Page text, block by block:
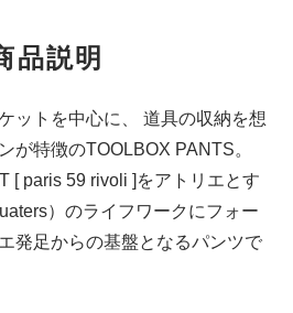
品説明
ットを中心に、 道具の収納を想
が特徴のTOOLBOX PANTS。
[ paris 59 rivoli ]をアトリエとす
）のライフワークにフォー
発足からの基盤となるパンツで